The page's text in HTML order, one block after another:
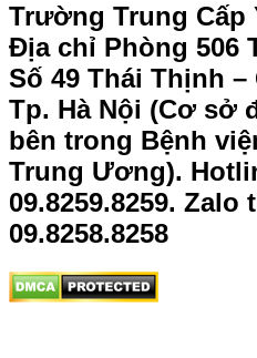
Trường Trung Cấp
Địa chỉ Phòng 506
Số 49 Thái Thịnh
Tp. Hà Nội (Cơ sở
bên trong Bệnh
Trung Ương).
09.8259.8259. Zalo
09.8258.8258